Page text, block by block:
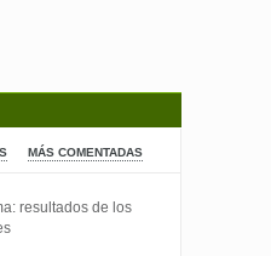
MÁS COMENTADAS
resultados de los